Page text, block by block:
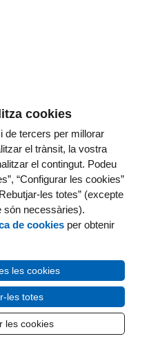
cookies
de tercers per millorar
el trànsit, la vostra
el contingut. Podeu
“Configurar les cookies”
les totes” (excepte
són necessàries).
de cookies per obtenir
les cookies
les totes
les cookies